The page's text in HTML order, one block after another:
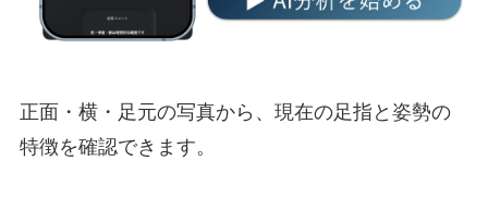
正面・横・足元の写真から、現在の足指と姿勢の
特徴を確認できます。